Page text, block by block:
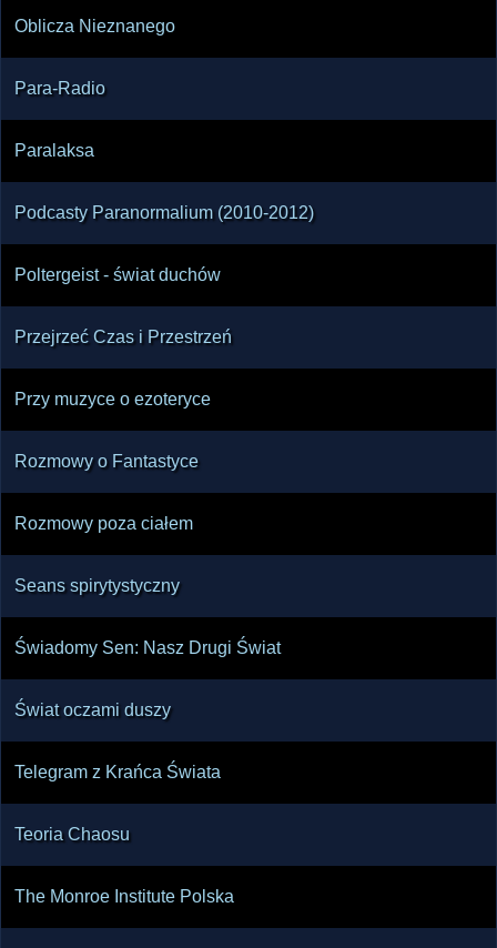
Oblicza Nieznanego
Para-Radio
Paralaksa
Podcasty Paranormalium (2010-2012)
Poltergeist - świat duchów
Przejrzeć Czas i Przestrzeń
Przy muzyce o ezoteryce
Rozmowy o Fantastyce
Rozmowy poza ciałem
Seans spirytystyczny
Świadomy Sen: Nasz Drugi Świat
Świat oczami duszy
Telegram z Krańca Świata
Teoria Chaosu
The Monroe Institute Polska